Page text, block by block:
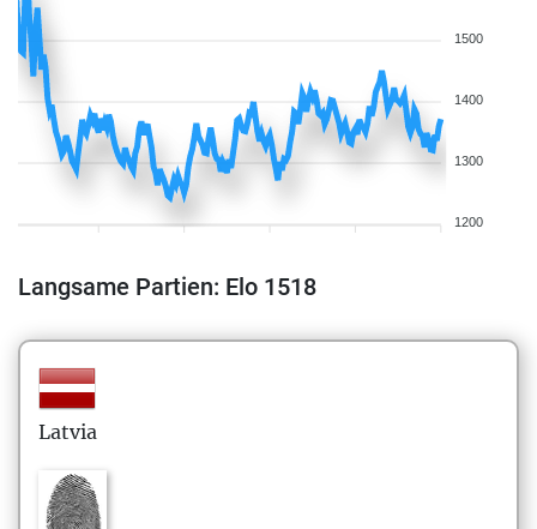
1500
1400
1300
1200
Langsame Partien: Elo 1518
Latvia